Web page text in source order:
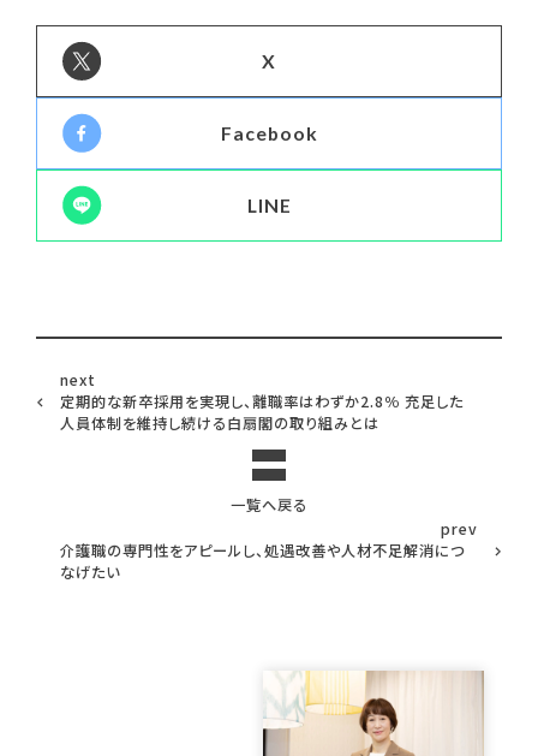
X
Facebook
LINE
next
定期的な新卒採用を実現し、離職率はわずか2.8％ 充足した
人員体制を維持し続ける白扇閣の取り組みとは
一覧へ戻る
prev
介護職の専門性をアピールし、処遇改善や人材不足解消につ
なげたい